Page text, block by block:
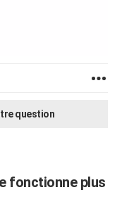
question
fonctionne plus